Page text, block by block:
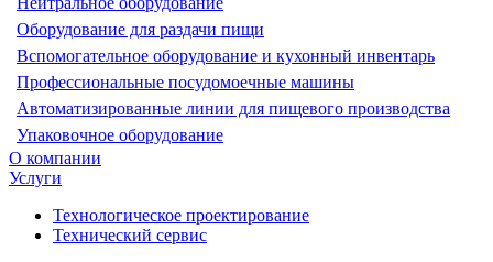
Оборудование для раздачи пищи
Вспомогательное оборудование и кухонный инвентарь
Профессиональные посудомоечные машины
Автоматизированные линии для пищевого производства
Упаковочное оборудование
О компании
Услуги
Технологическое проектирование
Технический сервис